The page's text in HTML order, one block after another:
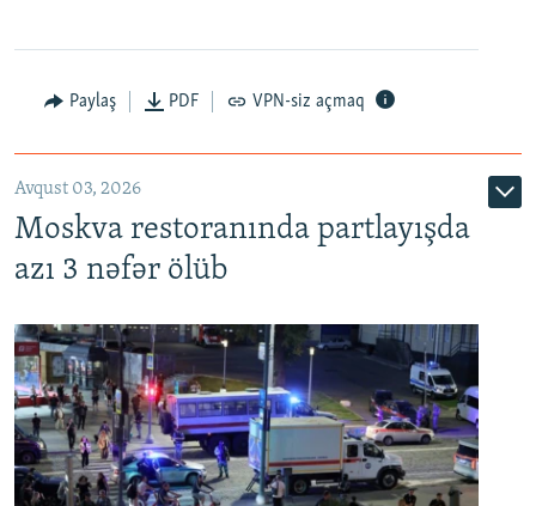
Paylaş PDF VPN-siz açmaq
Avqust 03, 2026
Moskva restoranında partlayışda
azı 3 nəfər ölüb